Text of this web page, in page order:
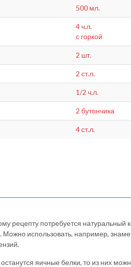
500 мл.
4 ч.л.
с горкой
2 шт.
2 ст.л.
1/2 ч.л.
2 бутончика
4 ст.л.
рецепту потребуется натуральный
использовать, например,
яичные белки, то из них